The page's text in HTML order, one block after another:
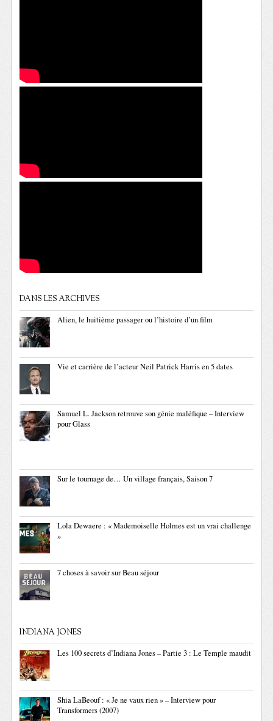
DANS LES ARCHIVES
Alien, le huitième passager ou l’histoire d’un film
Vie et carrière de l’acteur Neil Patrick Harris en 5 dates
Samuel L. Jackson retrouve son génie maléfique – Interview
pour Glass
Sur le tournage de… Un village français, Saison 7
Lola Dewaere : « Mademoiselle Holmes est un vrai challenge
»
7 choses à savoir sur Beau séjour
INDIANA JONES
Les 100 secrets d’Indiana Jones – Partie 3 : Le Temple maudit
Shia LaBeouf : « Je ne vaux rien » – Interview pour
Transformers (2007)